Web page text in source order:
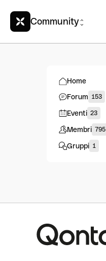
Community
Home
Forum 153
Eventi 23
Membri 795
Gruppi 1